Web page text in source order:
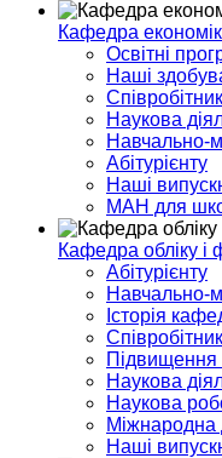
Кафедра
Освітні
Наші
Наукова
Навчально-
Абітурієнту
Наші
МАН для
Кафедра обліку і
Абітурієнту
Навчально-
Історія
Підвищення
Наукова
Наукова
Міжнародна
Наші